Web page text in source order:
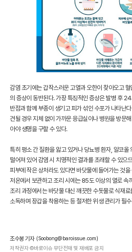
감염 초기에는 갑작스러운 고열과 오한이 찾아오고
의 증상이 동반된다. 가장 특징적인 증상은 발병 후
반점과 함께 부종이 생기고 피가 섞인 수포가 나타난
견될 경우 지체 없이 가까운 응급실이나 병원을 방문
아야 생명을 구할 수 있다.
특히 평소 간 질환을 앓고 있거나 당뇨병 환자, 알코올
떨어져 있어 감염 시 치명적인 결과를 초래할 수 있으
피부에 작은 상처라도 있다면 바닷물에 들어가는 것
저온에서 보관하고 조리 시에는 85도 이상의 열로 속
조리 과정에서는 바닷물 대신 깨끗한 수돗물로 식재료
소독하며 장갑을 착용하는 등 철저한 위생 관리가 필
조수봉 기자 (Soobong@baroissue.com)
저작권자 ©바로이슈 무단전재 및 재배포 금지